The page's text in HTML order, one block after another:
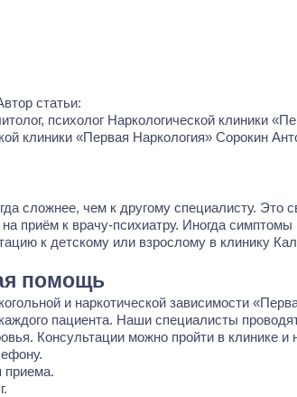
статьи:
клиники «Первая Наркология» Сорокин
сложнее, чем к другому специалисту. Это
приём к врачу-психиатру. Иногда
к детскому или взрослому в клинику
помощь
и наркотической зависимости
пациента. Наши специалисты
Консультации можно пройти в клинике
приема.